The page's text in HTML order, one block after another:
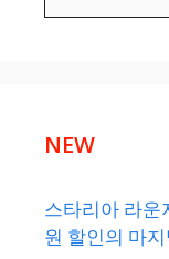
NEW
스타리아 라운
원 할인의 마